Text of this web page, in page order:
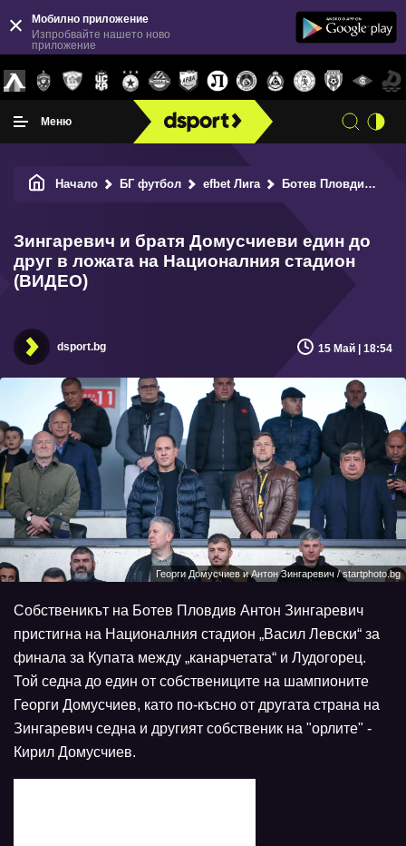
Мобилно приложение
Изпробвайте нашето ново
приложение
Меню
Начало БГ футбол efbet Лига Ботев Пловдив
Зингаревич и братя Домусчиеви един до
друг в ложата на Националния стадион
(ВИДЕО)
dsport.bg 15 Май | 18:54
Георги Домусчиев и Антон Зингаревич / startphoto.bg
Собственикът на Ботев Пловдив Антон Зингаревич
пристигна на Националния стадион „Васил Левски“ за
финала за Купата между „канарчетата“ и Лудогорец.
Той седна до един от собствениците на шампионите
Георги Домусчиев, като по-късно от другата страна на
Зингаревич седна и другият собственик на "орлите" -
Кирил Домусчиев.